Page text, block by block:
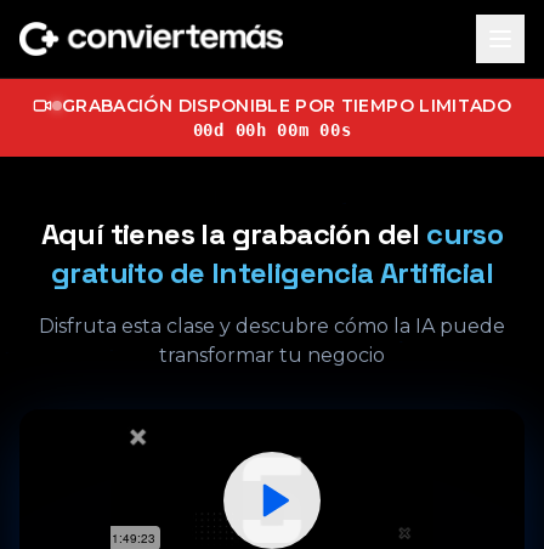
GRABACIÓN DISPONIBLE POR TIEMPO LIMITADO
00d 00 h 00m 00s
Aquí tienes la grabación del curso
gratuito de Inteligencia Artificial
Disfruta esta clase y descubre cómo la IA puede
transformar tu negocio